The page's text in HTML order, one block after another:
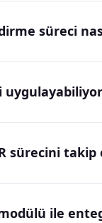
süreci
sürecini
ile